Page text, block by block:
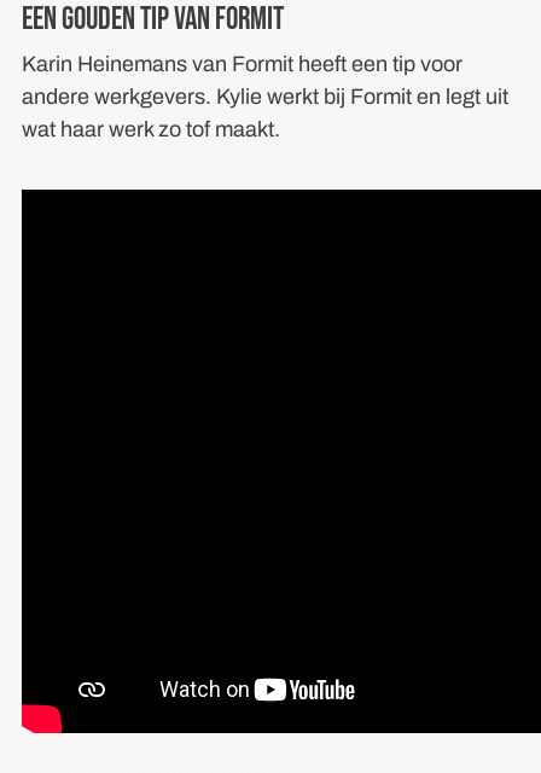
Een gouden tip van Formit
Karin Heinemans van Formit heeft een tip voor
andere werkgevers. Kylie werkt bij Formit en legt uit
wat haar werk zo tof maakt.